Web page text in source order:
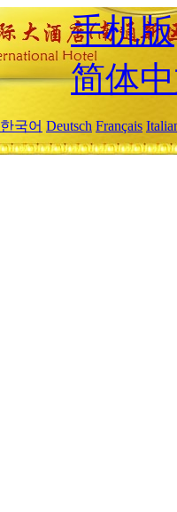
手机版
简体
한국어 Deutsch Français